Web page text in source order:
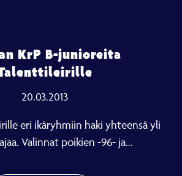
KrP B-junioreita
20.03.2013
eri ikäryhmiin haki yhteensä yli
Valinnat poikien -96- ja...